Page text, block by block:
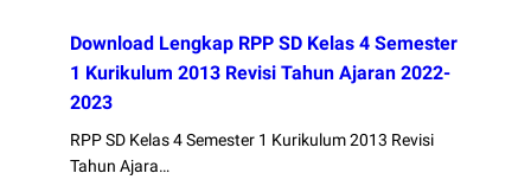
Download Lengkap RPP SD Kelas 4 Semester
1 Kurikulum 2013 Revisi Tahun Ajaran 2022-
2023
RPP SD Kelas 4 Semester 1 Kurikulum 2013 Revisi
Tahun Ajara…